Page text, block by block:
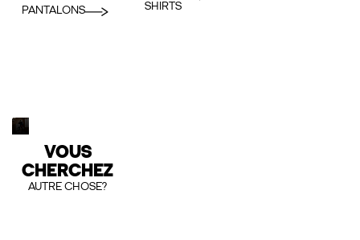
PANTALONS
SHIRTS
VOUS
CHERCHEZ
AUTRE CHOSE?